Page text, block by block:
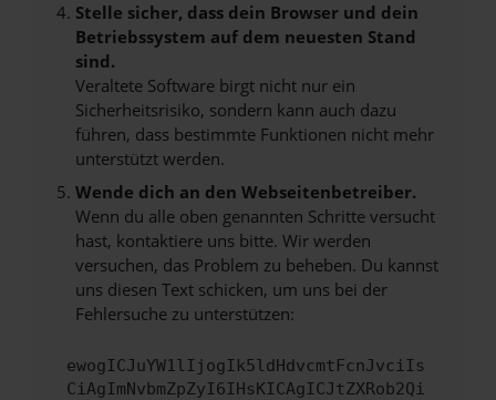
Stelle sicher, dass dein Browser und dein
Betriebssystem auf dem neuesten Stand
sind.
Veraltete Software birgt nicht nur ein
Sicherheitsrisiko, sondern kann auch dazu
führen, dass bestimmte Funktionen nicht mehr
unterstützt werden.
Wende dich an den Webseitenbetreiber.
Wenn du alle oben genannten Schritte versucht
hast, kontaktiere uns bitte. Wir werden
versuchen, das Problem zu beheben. Du kannst
uns diesen Text schicken, um uns bei der
Fehlersuche zu unterstützen:
ewogICJuYW1lIjogIk5ldHdvcmtFcnJvciIs
CiAgImNvbmZpZyI6IHsKICAgICJtZXRob2Qi